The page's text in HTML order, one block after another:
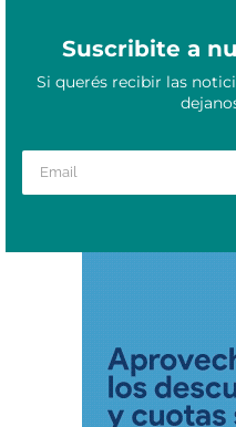
Suscribite a
Si querés recibir las